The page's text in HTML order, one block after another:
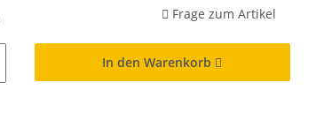
Frage zum Artikel
In den Warenkorb